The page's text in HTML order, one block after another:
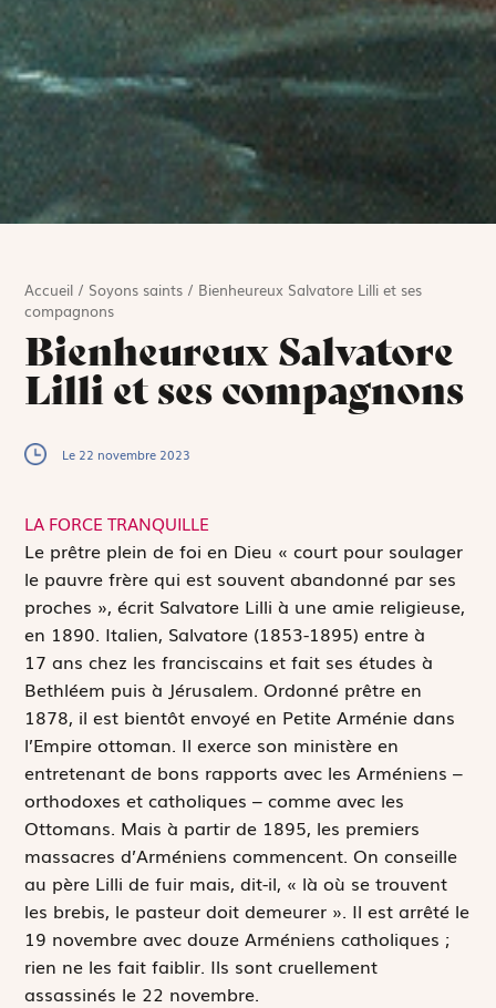
Accueil / Soyons saints / Bienheureux Salvatore Lilli et ses
compagnons
Bienheureux Salvatore
Lilli et ses compagnons
Le 22 novembre 2023
LA FORCE TRANQUILLE
Le prêtre plein de foi en Dieu « court pour soulager
le pauvre frère qui est souvent abandonné par ses
proches », écrit Salvatore Lilli à une amie religieuse,
en 1890. Italien, Salvatore (1853-1895) entre à
17 ans chez les franciscains et fait ses études à
Bethléem puis à Jérusalem. Ordonné prêtre en
1878, il est bientôt envoyé en Petite Arménie dans
l’Empire ottoman. Il exerce son ministère en
entretenant de bons rapports avec les Arméniens –
orthodoxes et catholiques – comme avec les
Ottomans. Mais à partir de 1895, les premiers
massacres d’Arméniens commencent. On conseille
au père Lilli de fuir mais, dit-il, « là où se trouvent
les brebis, le pasteur doit demeurer ». Il est arrêté le
19 novembre avec douze Arméniens catholiques ;
rien ne les fait faiblir. Ils sont cruellement
assassinés le 22 novembre.